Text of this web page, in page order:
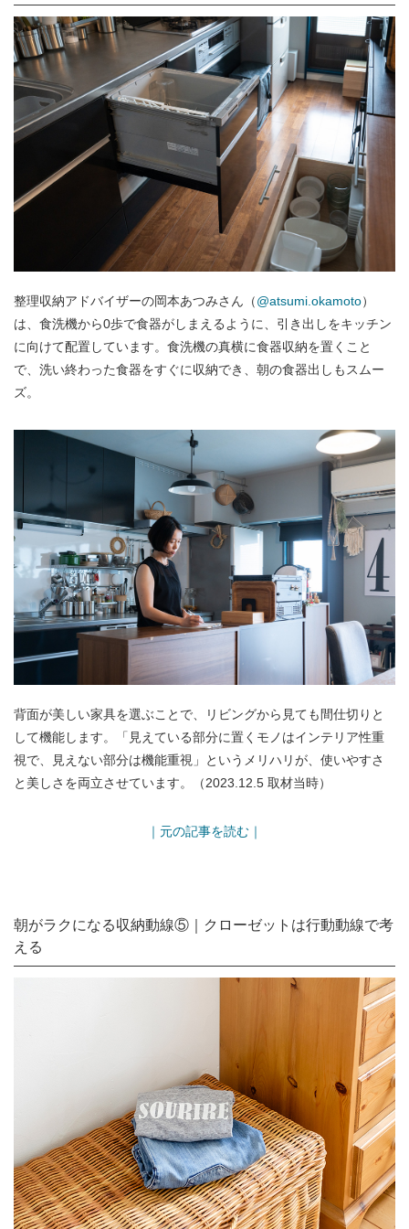
整理収納アドバイザーの岡本あつみさん（@atsumi.okamoto）
は、食洗機から0歩で食器がしまえるように、引き出しをキッチン
に向けて配置しています。食洗機の真横に食器収納を置くこと
で、洗い終わった食器をすぐに収納でき、朝の食器出しもスムー
ズ。
背面が美しい家具を選ぶことで、リビングから見ても間仕切りと
して機能します。「見えている部分に置くモノはインテリア性重
視で、見えない部分は機能重視」というメリハリが、使いやすさ
と美しさを両立させています。（2023.12.5 取材当時）
｜元の記事を読む｜
朝がラクになる収納動線⑤｜クローゼットは行動動線で考
える